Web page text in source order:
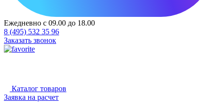
Ежедневно с 09.00 до 18.00
8 (495) 532 35 96
Заказать звонок
Каталог товаров
Заявка на расчет